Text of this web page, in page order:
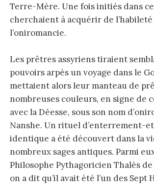
Terre-Mère. Une fois initiés dans
cherchaient à acquérir de
l’oniromancie.
Les prêtres assyriens tiraient
pouvoirs arpès un voyage dans le
mettaient alors leur manteau de
nombreuses couleurs, en signe de
avec la Déesse, sous son nom
Nanshe. Un rituel d’enterrement-
identique a été découvert dans la
nombreux sages antiques. Parmi
Philosophe Pythagoricien Thalès
on a dit qu’il avait été l’un des Sept